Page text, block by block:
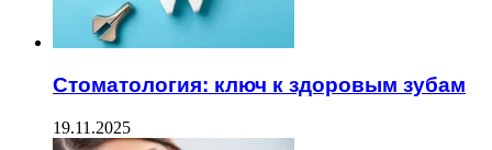
Стоматология: ключ к здоровым зубам
19.11.2025